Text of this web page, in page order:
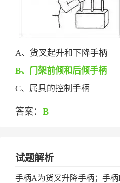
A、货叉起升和下降手柄
B、门架前倾和后倾手柄
C、属具的控制手柄
答案： B
试题解析
手柄A为货叉升降手柄；手